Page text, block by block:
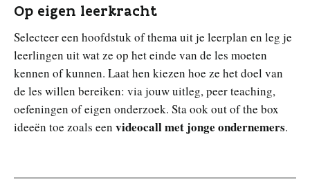
Op eigen leerkracht
Selecteer een hoofdstuk of thema uit je leerplan en leg je
leerlingen uit wat ze op het einde van de les moeten
kennen of kunnen. Laat hen kiezen hoe ze het doel van
de les willen bereiken: via jouw uitleg, peer teaching,
oefeningen of eigen onderzoek. Sta ook out of the box
ideeën toe zoals een videocall met jonge ondernemers.